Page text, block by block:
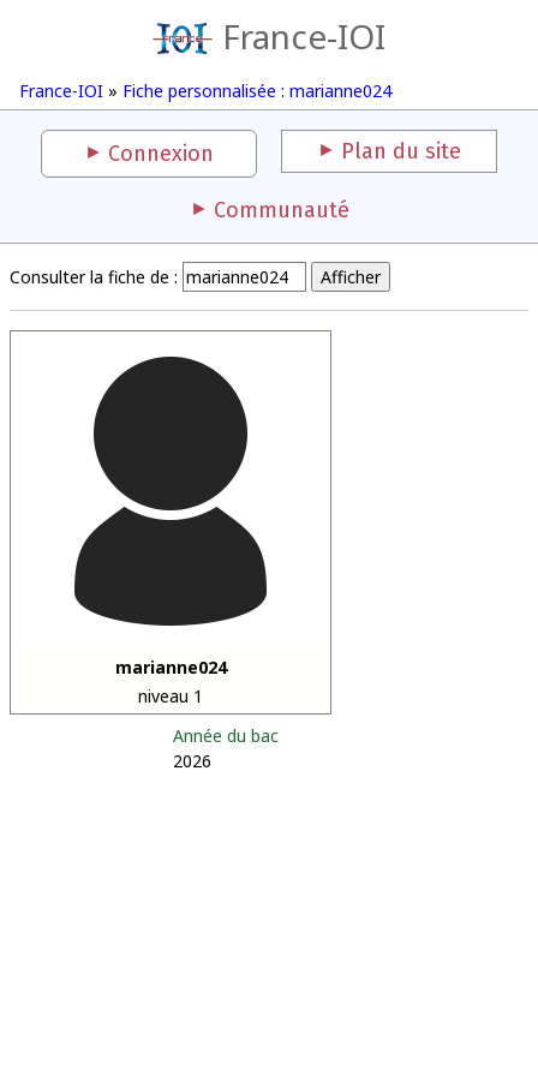
France-IOI
France-IOI » Fiche personnalisée : marianne024
Connexion Plan du site
Communauté
Consulter la fiche de :
marianne024
niveau 1
Année du bac
2026